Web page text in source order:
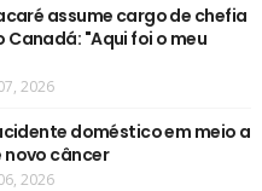
assume cargo de chefia
Canadá: "Aqui foi o meu
2026
doméstico em meio a
câncer
2026